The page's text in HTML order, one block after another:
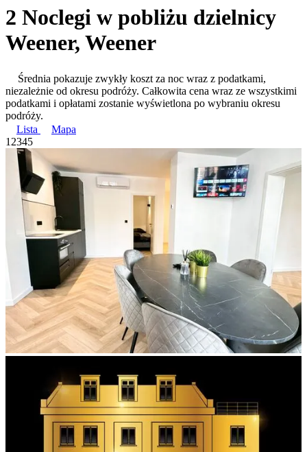
2 Noclegi w pobliżu dzielnicy
Weener, Weener
Średnia pokazuje zwykły koszt za noc wraz z podatkami,
niezależnie od okresu podróży. Całkowita cena wraz ze wszystkimi
podatkami i opłatami zostanie wyświetlona po wybraniu okresu
podróży.
Lista
Mapa
1 2345